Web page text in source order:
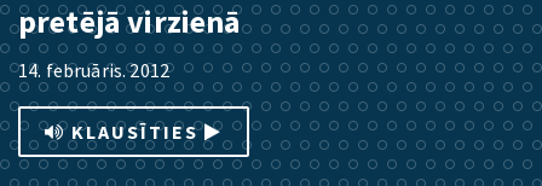
pretējā virzienā
14. februāris. 2012
KLAUSĪTIES